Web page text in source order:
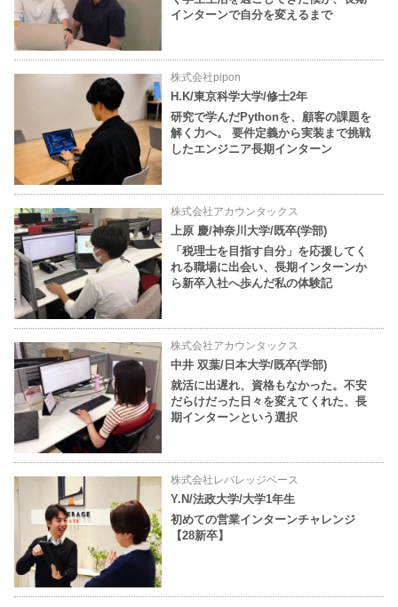
インターンで自分を変えるまで
株式会社pipon
H.K/東京科学大学/修士2年
研究で学んだPythonを、顧客の課題を
解く力へ。 要件定義から実装まで挑戦
したエンジニア長期インターン
株式会社アカウンタックス
上原 慶/神奈川大学/既卒(学部)
「税理士を目指す自分」を応援してく
れる職場に出会い、長期インターンか
ら新卒入社へ歩んだ私の体験記
株式会社アカウンタックス
中井 双葉/日本大学/既卒(学部)
就活に出遅れ、資格もなかった。不安
だらけだった日々を変えてくれた、長
期インターンという選択
株式会社レバレッジベース
Y.N/法政大学/大学1年生
初めての営業インターンチャレンジ
【28新卒】